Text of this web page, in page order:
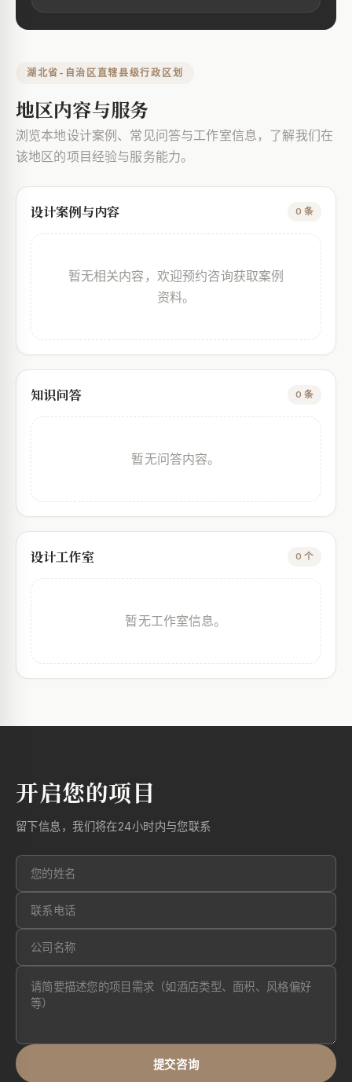
湖北省-自治区直辖县级行政区划
地区内容与服务
浏览本地设计案例、常见问答与工作室信息，了解我们在
该地区的项目经验与服务能力。
设计案例与内容 0 条
暂无相关内容，欢迎预约咨询获取案例
资料。
知识问答 0 条
暂无问答内容。
设计工作室 0 个
暂无工作室信息。
开启您的项目
留下信息，我们将在24小时内与您联系
提交咨询